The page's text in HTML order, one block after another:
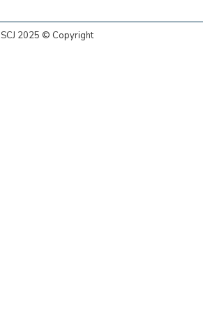
SCJ 2025 © Copyright